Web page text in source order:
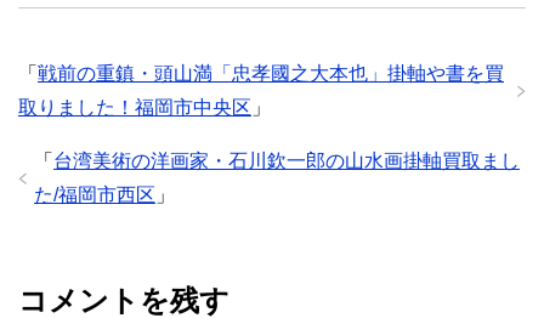
「 戦前の重鎮・頭山満「忠孝國之大本也」掛軸や書を買
取りました！福岡市中央区 」
「 台湾美術の洋画家・石川欽一郎の山水画掛軸買取まし
た/福岡市西区 」
コメントを残す